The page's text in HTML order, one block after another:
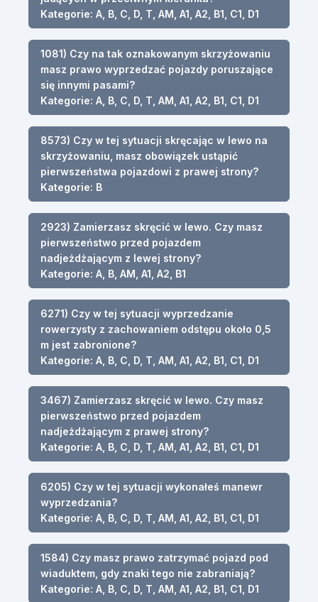
Kategorie: A, B, C, D, T, AM, A1, A2, B1, C1, D1
1081) Czy na tak oznakowanym skrzyżowaniu
masz prawo wyprzedzać pojazdy poruszające
się innymi pasami?
Kategorie: A, B, C, D, T, AM, A1, A2, B1, C1, D1
8573) Czy w tej sytuacji skręcając w lewo na
skrzyżowaniu, masz obowiązek ustąpić
pierwszeństwa pojazdowi z prawej strony?
Kategorie: B
2923) Zamierzasz skręcić w lewo. Czy masz
pierwszeństwo przed pojazdem
nadjeżdżającym z lewej strony?
Kategorie: A, B, AM, A1, A2, B1
6271) Czy w tej sytuacji wyprzedzanie
rowerzysty z zachowaniem odstępu około 0,5
m jest zabronione?
Kategorie: A, B, C, D, T, AM, A1, A2, B1, C1, D1
3467) Zamierzasz skręcić w lewo. Czy masz
pierwszeństwo przed pojazdem
nadjeżdżającym z prawej strony?
Kategorie: A, B, C, D, T, AM, A1, A2, B1, C1, D1
6205) Czy w tej sytuacji wykonałeś manewr
wyprzedzania?
Kategorie: A, B, C, D, T, AM, A1, A2, B1, C1, D1
1584) Czy masz prawo zatrzymać pojazd pod
wiaduktem, gdy znaki tego nie zabraniają?
Kategorie: A, B, C, D, T, AM, A1, A2, B1, C1, D1